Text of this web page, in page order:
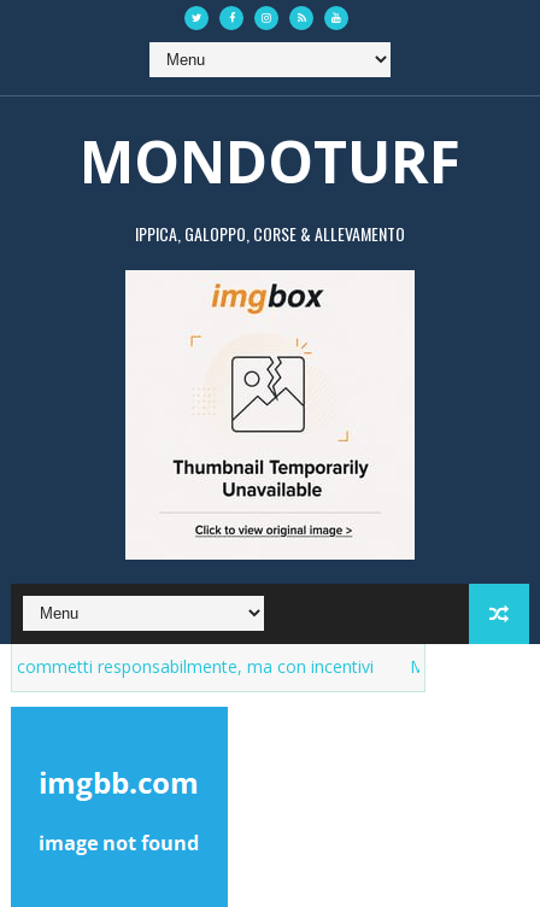
MONDOTURF
IPPICA, GALOPPO, CORSE & ALLEVAMENTO
responsabilmente, ma con incentivi Market del purosangue, la